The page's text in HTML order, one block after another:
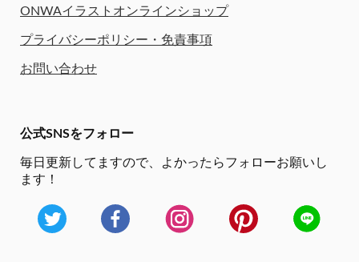
ONWAイラストオンラインショップ
プライバシーポリシー・免責事項
お問い合わせ
公式SNSをフォロー
毎日更新してますので、
よかったらフォローお願いし
ます！